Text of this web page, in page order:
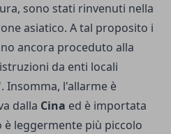
sono stati rinvenuti nella
asiatico. A tal proposito i
ancora proceduto alla
da enti locali
Insomma, l'allarme è
dalla Cina ed è importata
leggermente più piccolo